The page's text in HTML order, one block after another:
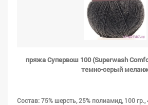
пряжа Супервош 100 (Superwash
темно-серый
Состав: 75% шерсть, 25% полиамид, 100 гр.,